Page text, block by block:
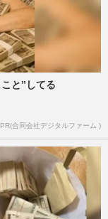
と”してる
PR(合同会社デジタルファーム )